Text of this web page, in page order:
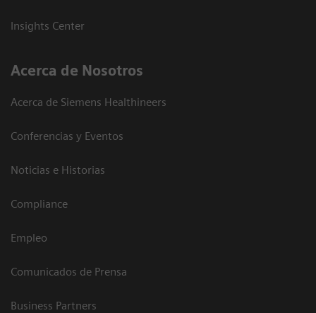
Insights Center
Acerca de Nosotros
Acerca de Siemens Healthineers
Conferencias y Eventos
Noticias e Historias
Compliance
Empleo
Comunicados de Prensa
Business Partners